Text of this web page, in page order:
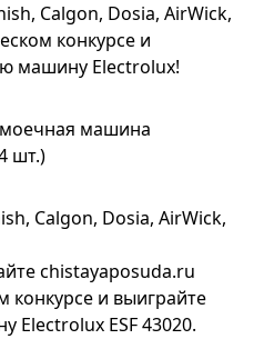
Calgon, Dosia, AirWick,
конкурсе и
машину Electrolux!
машина
шт.)
Calgon, Dosia, AirWick,
chistayaposuda.ru
конкурсе и выиграйте
Electrolux ESF 43020.